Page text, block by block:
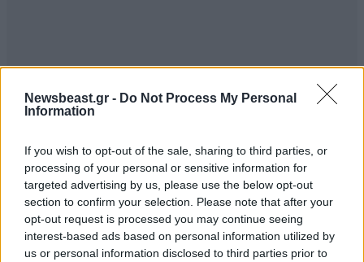
Newsbeast.gr - Do Not Process My Personal
Information
If you wish to opt-out of the sale, sharing to third parties, or
processing of your personal or sensitive information for
targeted advertising by us, please use the below opt-out
section to confirm your selection. Please note that after your
opt-out request is processed you may continue seeing
interest-based ads based on personal information utilized by
us or personal information disclosed to third parties prior to